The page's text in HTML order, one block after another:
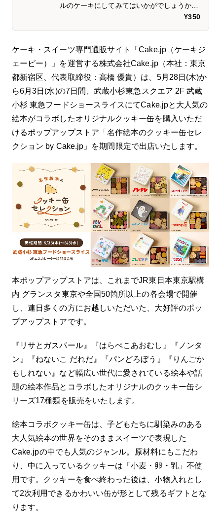
ルのケーキにしてみてはいかがでしょうか？
価格は一個単位です。デザインは赤色＋白ド
日)の発送となります。 【大量注文につい
せ。 【色・形について】 当店では１つ１つ
心を込めて手作りしています。色や形が異な
る場合がございます。予めご了承下さい。
キーは全て手作業でお作りしております。色
味のイメージ違いなどによる返品交換・キャ
ンセルはいかなる場合もお受けできません。
【配送時の破損に関しまして】 お客様へ配送
店にて代替え品をご用意致します。恐れ入り
ますが破損商品を開封時の状態でそのまま保
管していただき、当店にご連絡いただきます
ようお願い申し上げます。 ※代替品のご用意
は、当店生産スケジュールによって生産を行
いますので、ご利用日よりお早目のご注文を
賜りますようお願い申し上げます。 【明細書
及び領収について】 明細書・領収書に関しま
して当店による発行は行っておりませんので
ご了承くださいませ。 【配送について】 当
店は地球環境の観点より、リサイクル資材を
利用しての梱包を行っております。
¥350
ケーキ・スイーツ専門通販サイト「Cake.jp（ケーキジ
ェーピー）」を運営する株式会社Cake.jp（本社：東京
都新宿区、代表取締役：高橋 優貴）は、5月28日(木)か
ら6月3日(水)の7日間、武蔵小杉東急スクエア 2F 武蔵
小杉 東急フードショースライスにてCake.jpと大人気の
絵本がコラボしたオリジナルクッキー缶を購入いただ
けるポップアップストア「名作絵本のクッキー缶セレ
クション by Cake.jp」を期間限定で出店いたします。
本ポップアップストアは、これまでJR東日本東京駅構
内 グランスタ東京や全国50箇所以上の各会場で開催
し、連日多くの方にお越しいただいた、大好評のポッ
プアップストアです。
『リサとガスパール』『はらぺこあおむし』『ノンタ
ン』『ねないこ だれだ』『パンどろぼう』『りんごか
もしれない』など幅広い世代に愛されている絵本や話
題の絵本作品とコラボしたオリジナルのクッキー缶シ
リーズ17種類を販売をいたします。
絵本コラボクッキー缶は、子どもたちに馴染みのある
大人気絵本の世界をそのままスイーツで表現した
Cake.jpの中でも人気のジャンル。原材料にもこだわ
り、中に入っているクッキーは「小麦・卵・乳」不使
用です。クッキーを食べ終わった後は、小物入れとし
て2次利用できるかわいい缶が形として残るギフトとな
ります。